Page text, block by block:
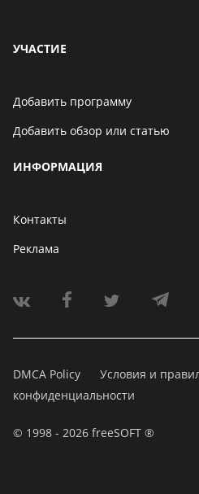
УЧАСТИЕ
Добавить программу
Добавить обзор или статью
ИНФОРМАЦИЯ
Контакты
Реклама
DMCA Policy Условия и
конфиденциальности
© 1998 - 2026 freeSOFT ®